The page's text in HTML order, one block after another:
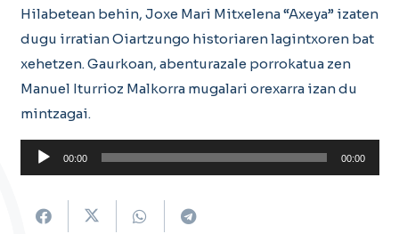
Hilabetean behin, Joxe Mari Mitxelena “Axeya” izaten
dugu irratian Oiartzungo historiaren lagintxoren bat
xehetzen. Gaurkoan, abenturazale porrokatua zen
Manuel Iturrioz Malkorra mugalari orexarra izan du
mintzagai.
Soinu
erreproduzigailua
00:00 00:00